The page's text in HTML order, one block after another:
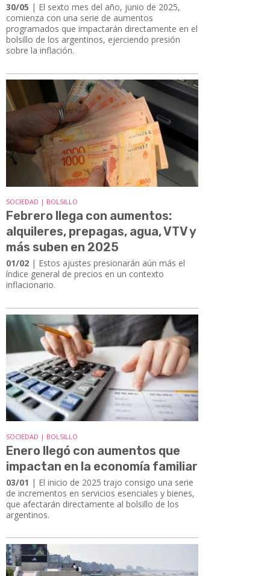
30/05 | El sexto mes del año, junio de 2025,
comienza con una serie de aumentos
programados que impactarán directamente en el
bolsillo de los argentinos, ejerciendo presión
sobre la inflación.
SOCIEDAD | BOLSILLO
Febrero llega con aumentos:
alquileres, prepagas, agua, VTV y
más suben en 2025
01/02 | Estos ajustes presionarán aún más el
índice general de precios en un contexto
inflacionario.
SOCIEDAD | BOLSILLO
Enero llegó con aumentos que
impactan en la economía familiar
03/01 | El inicio de 2025 trajo consigo una serie
de incrementos en servicios esenciales y bienes,
que afectarán directamente al bolsillo de los
argentinos.